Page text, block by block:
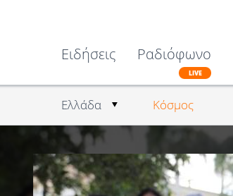
Ειδήσεις
Ελλάδα Κόσμος
Ραδιόφωνο
LIVE